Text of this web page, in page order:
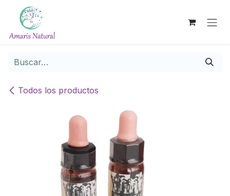
Ir al contenido
Todos los productos